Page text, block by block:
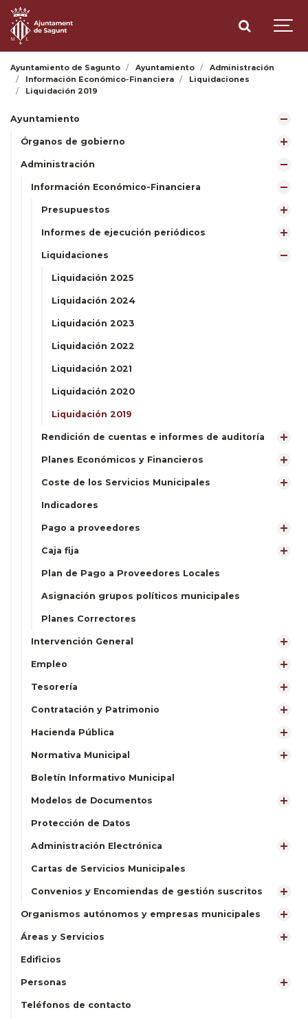
Ayuntamiento de Sagunto Ayuntamiento
Administración
Información Económico-Financiera
Liquidaciones
Liquidación 2019
Ayuntamiento
Órganos de gobierno
Administración
Información Económico-Financiera
Presupuestos
Informes de ejecución periódicos
Liquidaciones
Liquidación 2025
Liquidación 2024
Liquidación 2023
Liquidación 2022
Liquidación 2021
Liquidación 2020
Liquidación 2019
Rendición de cuentas e informes de auditoría
Planes Económicos y Financieros
Coste de los Servicios Municipales
Indicadores
Pago a proveedores
Caja fija
Plan de Pago a Proveedores Locales
Asignación grupos políticos municipales
Planes Correctores
Intervención General
Empleo
Tesorería
Contratación y Patrimonio
Hacienda Pública
Normativa Municipal
Boletín Informativo Municipal
Modelos de Documentos
Protección de Datos
Administración Electrónica
Cartas de Servicios Municipales
Convenios y Encomiendas de gestión suscritos
Organismos autónomos y empresas municipales
Áreas y Servicios
Edificios
Personas
Teléfonos de contacto